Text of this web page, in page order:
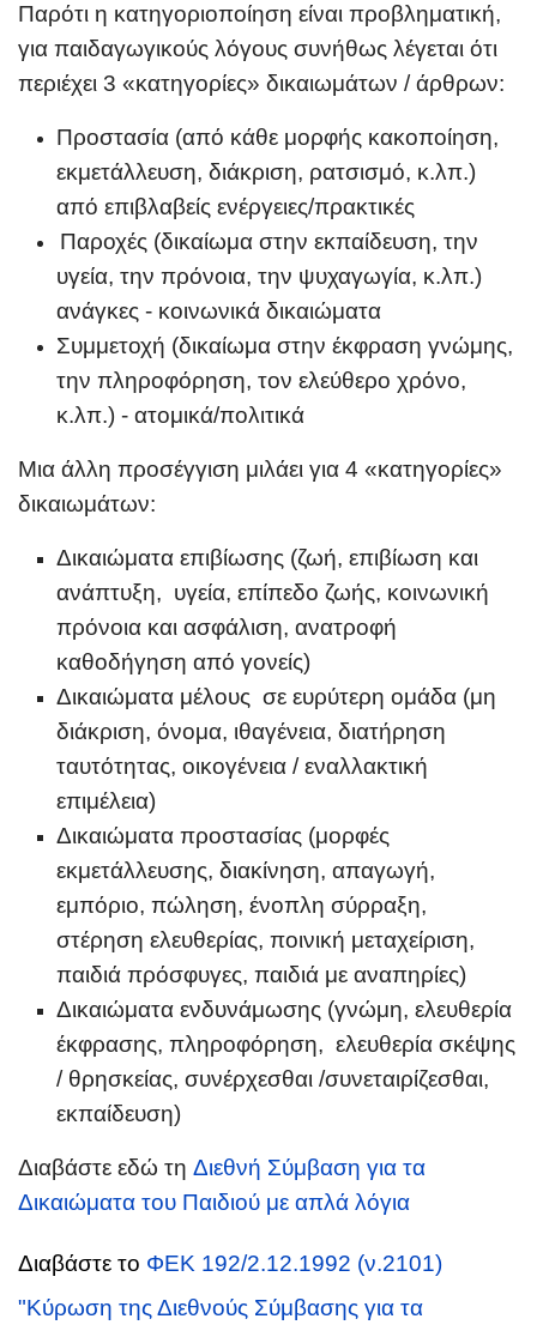
Παρότι η κατηγοριοποίηση είναι προβληματική,
για παιδαγωγικούς λόγους συνήθως λέγεται ότι
περιέχει 3 «κατηγορίες» δικαιωμάτων / άρθρων:
Προστασία (από κάθε μορφής κακοποίηση,
εκμετάλλευση, διάκριση, ρατσισμό, κ.λπ.)
από επιβλαβείς ενέργειες/πρακτικές
Παροχές (δικαίωμα στην εκπαίδευση, την
υγεία, την πρόνοια, την ψυχαγωγία, κ.λπ.)
ανάγκες - κοινωνικά δικαιώματα
Συμμετοχή (δικαίωμα στην έκφραση γνώμης,
την πληροφόρηση, τον ελεύθερο χρόνο,
κ.λπ.) - ατομικά/πολιτικά
Μια άλλη προσέγγιση μιλάει για 4 «κατηγορίες»
δικαιωμάτων:
Δικαιώματα επιβίωσης (ζωή, επιβίωση και
ανάπτυξη, υγεία, επίπεδο ζωής, κοινωνική
πρόνοια και ασφάλιση, ανατροφή
καθοδήγηση από γονείς)
Δικαιώματα μέλους σε ευρύτερη ομάδα (μη
διάκριση, όνομα, ιθαγένεια, διατήρηση
ταυτότητας, οικογένεια / εναλλακτική
επιμέλεια)
Δικαιώματα προστασίας (μορφές
εκμετάλλευσης, διακίνηση, απαγωγή,
εμπόριο, πώληση, ένοπλη σύρραξη,
στέρηση ελευθερίας, ποινική μεταχείριση,
παιδιά πρόσφυγες, παιδιά με αναπηρίες)
Δικαιώματα ενδυνάμωσης (γνώμη, ελευθερία
έκφρασης, πληροφόρηση, ελευθερία σκέψης
/ θρησκείας, συνέρχεσθαι /συνεταιρίζεσθαι,
εκπαίδευση)
Διαβάστε εδώ τη Διεθνή Σύμβαση για τα
Δικαιώματα του Παιδιού με απλά λόγια
Διαβάστε το ΦΕΚ 192/2.12.1992 (ν.2101)
"Κύρωση της Διεθνούς Σύμβασης για τα